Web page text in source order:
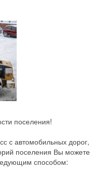
поселения!
с автомобильных дорог,
поселения Вы можете
способом: